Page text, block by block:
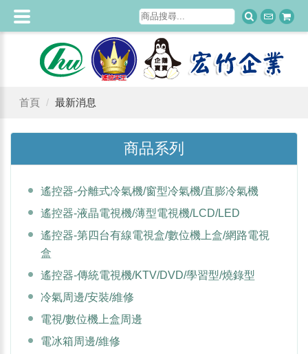
首頁 最新消息
商品系列
遙控器-分離式冷氣機/窗型冷氣機/直膨冷氣機
遙控器-液晶電視機/薄型電視機/LCD/LED
遙控器-第四台有線電視盒/數位機上盒/網路電視
盒
遙控器-傳統電視機/KTV/DVD/學習型/燒錄型
冷氣周邊/安裝/維修
電視/數位機上盒周邊
電冰箱周邊/維修